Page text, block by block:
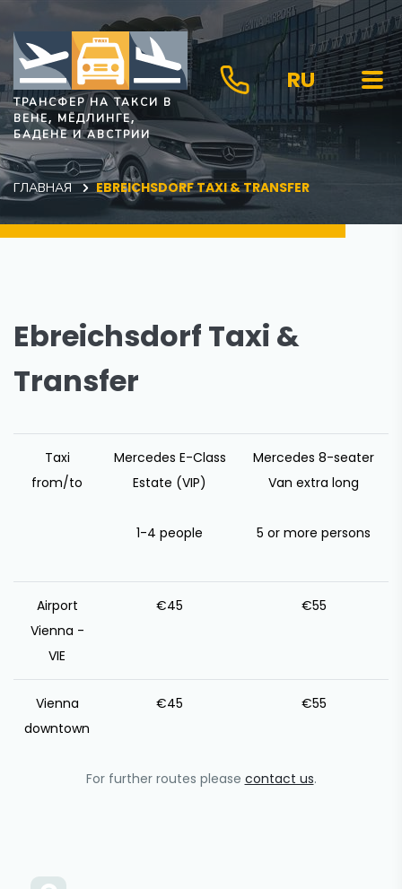
ТРАНСФЕР НА ТАКСИ В
ВЕНЕ, МЁДЛИНГЕ,
БАДЕНЕ И АВСТРИИ
RU
ГЛАВНАЯ EBREICHSDORF TAXI & TRANSFER
Ebreichsdorf Taxi &
Transfer
Taxi
from/to
Mercedes E-Class
Estate (VIP)
1-4 people
Mercedes 8-seater
Van extra long
5 or more persons
Airport
Vienna -
VIE
€45 €55
Vienna
downtown
€45 €55
For further routes please contact us.